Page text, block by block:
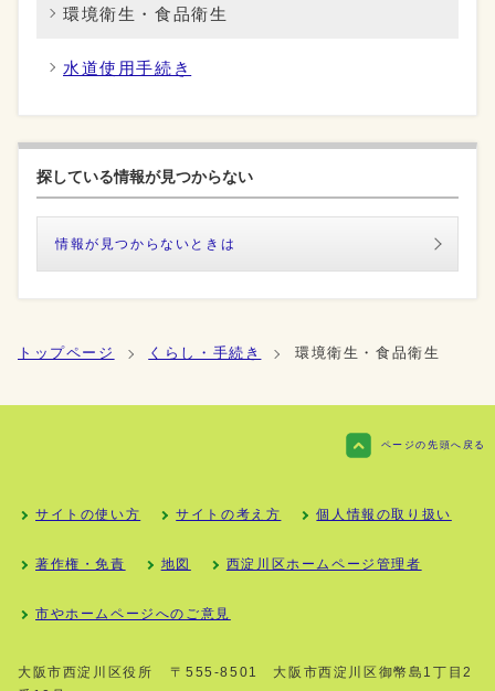
環境衛生・食品衛生
水道使用手続き
探している情報が見つからない
情報が見つからないときは
トップページ くらし・手続き 環境衛生・食品衛生
ページの先頭へ戻る
サイトの使い方 サイトの考え方 個人情報の取り扱い
著作権・免責 地図 西淀川区ホームページ管理者
市やホームページへのご意見
大阪市西淀川区役所
〒555-8501 大阪市西淀川区御幣島1丁目2